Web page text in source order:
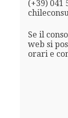
(+39) 041
Se il
web si
orari e